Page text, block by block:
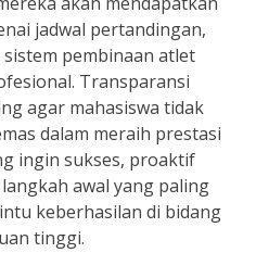
jadwal pertandingan,
pembinaan atlet
Transparansi
agar mahasiswa tidak
dalam meraih prestasi
ingin sukses, proaktif
awal yang paling
keberhasilan di bidang
tinggi.